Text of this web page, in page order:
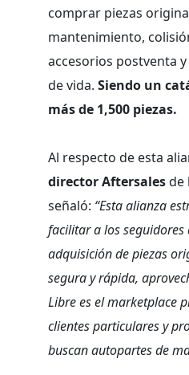
comprar piezas
mantenimiento,
accesorios postventa
de vida. Siendo un
más de 1,500 piezas.
Al respecto de esta
director Aftersalesde
señaló: “Esta alianza
facilitar a los
adquisición de piezas
segura y rápida,
Libre es el marketplace
clientes particulares y
buscan autopartes de